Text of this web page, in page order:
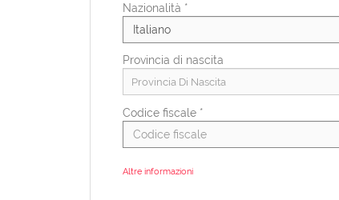
Nazionalità *
Provincia di nascita
Provincia Di Nascita
Codice fiscale *
Altre informazioni